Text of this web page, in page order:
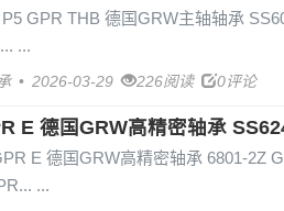
GPR THB 德国GRW主轴轴承
• 2026-03-29 226阅读 0评论
E 德国GRW高精密轴承
E 德国GRW高精密轴承 6801-2Z